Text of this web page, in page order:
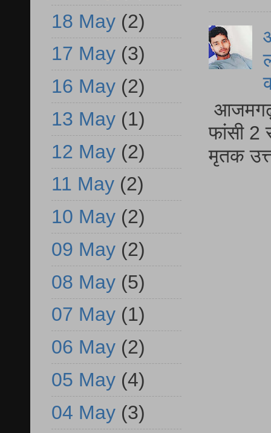
आजमगढ़
फांसी 2
मृतक
18 May (2)
17 May (3)
16 May (2)
13 May (1)
12 May (2)
11 May (2)
10 May (2)
09 May (2)
08 May (5)
07 May (1)
06 May (2)
05 May (4)
04 May (3)